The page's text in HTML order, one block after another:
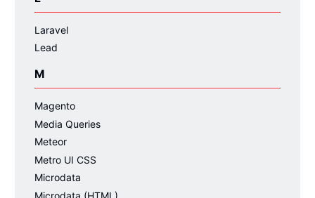
Laravel
Lead
M
Magento
Media Queries
Meteor
Metro UI CSS
Microdata
Microdata (HTML)